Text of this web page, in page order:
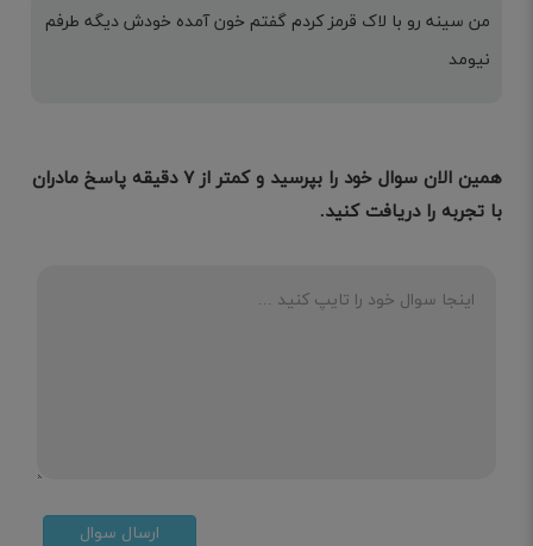
من سینه رو با لاک قرمز کردم گفتم خون آمده خودش دیگه طرفم
نیومد
همین الان سوال خود را بپرسید و کمتر از ۷ دقیقه پاسخ مادران
با تجربه را دریافت کنید.
ارسال سوال